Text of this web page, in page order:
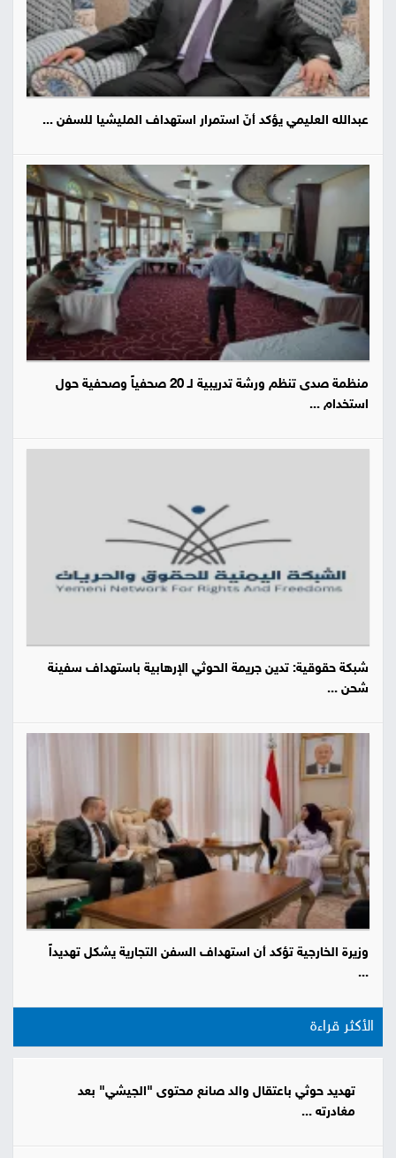
عبدالله العليمي يؤكد أنّ استمرار استهداف المليشيا للسفن ...
منظمة صدى تنظم ورشة تدريبية لـ 20 صحفياً وصحفية حول
استخدام ...
شبكة حقوقية: تدين جريمة الحوثي الإرهابية باستهداف سفينة
شحن ...
وزيرة الخارجية تؤكد أن استهداف السفن التجارية يشكل تهديداً
...
الأكثر قراءة
تهديد حوثي باعتقال والد صانع محتوى "الجيشي" بعد
مغادرته ...